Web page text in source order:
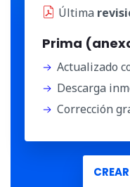
Última
Prima
Actualizado
Descarga
Corrección